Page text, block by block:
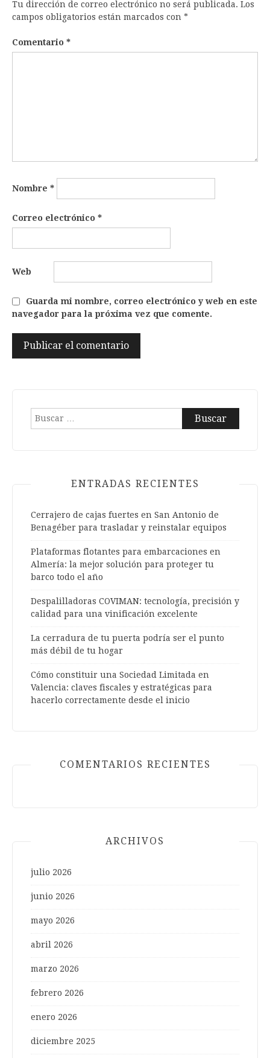
Tu dirección de correo electrónico no será publicada. Los
campos obligatorios están marcados con *
Comentario *
Nombre *
Correo electrónico *
Web
Guarda mi nombre, correo electrónico y web en este
navegador para la próxima vez que comente.
Buscar:
ENTRADAS RECIENTES
Cerrajero de cajas fuertes en San Antonio de
Benagéber para trasladar y reinstalar equipos
Plataformas flotantes para embarcaciones en
Almería: la mejor solución para proteger tu
barco todo el año
Despalilladoras COVIMAN: tecnología, precisión y
calidad para una vinificación excelente
La cerradura de tu puerta podría ser el punto
más débil de tu hogar
Cómo constituir una Sociedad Limitada en
Valencia: claves fiscales y estratégicas para
hacerlo correctamente desde el inicio
COMENTARIOS RECIENTES
ARCHIVOS
julio 2026
junio 2026
mayo 2026
abril 2026
marzo 2026
febrero 2026
enero 2026
diciembre 2025